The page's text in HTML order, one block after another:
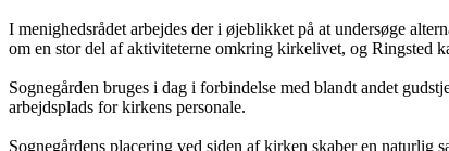
I menighedsrådet arbejdes der i øjeblikket på at undersøge
om en stor del af aktiviteterne omkring kirkelivet, og Ringsted
Sognegården bruges i dag i forbindelse med blandt andet
arbejdsplads for kirkens personale.
Sognegårdens placering ved siden af kirken skaber en